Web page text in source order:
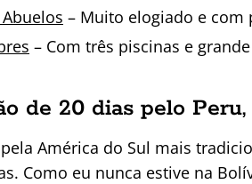
– Muito elogiado e
– Com três piscinas e
de 20 dias pelo
América do Sul mais
Como eu nunca estive na